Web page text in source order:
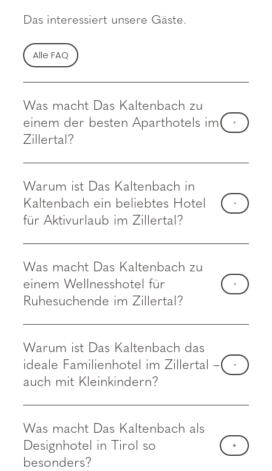
Das interessiert unsere Gäste.
Alle FAQ
Was macht Das Kaltenbach zu
einem der besten Aparthotels im
Zillertal?
Warum ist Das Kaltenbach in
Kaltenbach ein beliebtes Hotel
für Aktivurlaub im Zillertal?
Was macht Das Kaltenbach zu
einem Wellnesshotel für
Ruhesuchende im Zillertal?
Warum ist Das Kaltenbach das
ideale Familienhotel im Zillertal –
auch mit Kleinkindern?
Was macht Das Kaltenbach als
Designhotel in Tirol so
besonders?